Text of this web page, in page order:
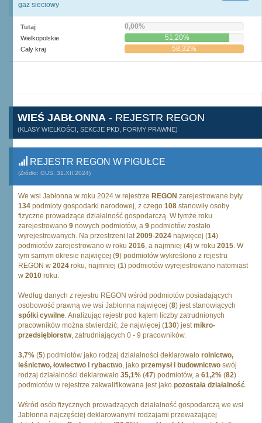
gaz sieciowy
Tutaj 0,00%
Wielkopolskie 51,20%
Cały kraj 58,32%
WIEŚ JABŁONNA - REJESTR REGON
(KLASY WIELKOŚCI, SEKCJE PKD, FORMY PRAWNE)
REJESTR REGON W PIGUŁCE
(Źródło: GUS, 31.XII.2024)
We wsi Jabłonna w roku 2024 w rejestrze REGON zarejestrowane były
134 podmioty gospodarki narodowej, z czego 108 stanowiły osoby
fizyczne prowadzące działalność gospodarczą. W tymże roku
zarejestrowano 9 nowych podmiotów, a 9 podmiotów zostało
wyrejestrowanych. Na przestrzeni lat2009-2024 najwięcej (14)
podmiotów zarejestrowano w roku 2016, a najmniej (4) w roku 2015. W
tym samym okresie najwięcej (9) podmiotów wykreślono z rejestru
REGON w 2024 roku, najmniej (1) podmiotów wyrejestrowano natomiast
w 2010 roku.
Według danych z rejestru REGON wśród podmiotów posiadających
osobowość prawną we wsi Jabłonna najwięcej (8) jest stanowiących
spólki cywilne. Analizując rejestr pod kątem liczby zatrudnionych
pracowników można stwierdzić, że najwięcej (130) jestmikro-
przedsiębiorstw, zatrudniających 0 - 9 pracowników.
3,7% (5) podmiotów jako rodzaj działalności deklarowało rolnictwo,
leśnictwo, łowiectwo i rybactwo, jako przemysł i budownictwo swój
rodzaj działalności deklarowało 35,1% (47) podmiotów, a 61,2% (82)
podmiotów w rejestrze zakwalifikowana jest jako pozostała działalność.
Wśród osób fizycznych prowadzących działalność gospodarczą we wsi
Jabłonna najczęściej deklarowanymi rodzajami przeważającej